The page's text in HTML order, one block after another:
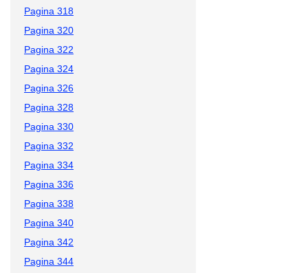
Pagina 318
Pagina 320
Pagina 322
Pagina 324
Pagina 326
Pagina 328
Pagina 330
Pagina 332
Pagina 334
Pagina 336
Pagina 338
Pagina 340
Pagina 342
Pagina 344